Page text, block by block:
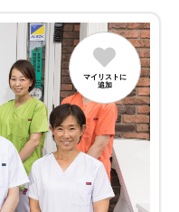
マイリストに
追加